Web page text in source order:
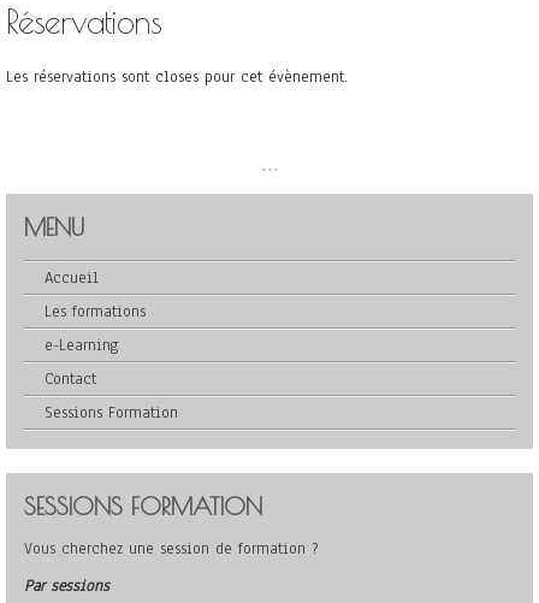
Réservations
Les réservations sont closes pour cet évènement.
...
MENU
Accueil
Les formations
e-Learning
Contact
Sessions Formation
SESSIONS FORMATION
Vous cherchez une session de formation ?
Par sessions